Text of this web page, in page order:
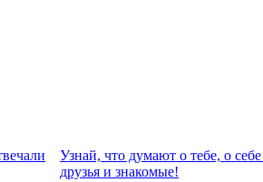
Узнай, что думают о тебе, о
друзья и знакомые!